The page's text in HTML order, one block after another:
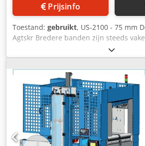
Prijsinfo
Toestand: gebruikt, US-2100 - 75 mm
Agtskr Bredere banden zijn steeds
logistieke en promotionele
2100, met zijn unieke ultrasone
papier- en foliebanden met een
De banden bieden voldoende ruimte
van marketinginformatie. De machine
toegankelijk, geschikt voor gebruik in
biedt een hoge mate van beveiliging.